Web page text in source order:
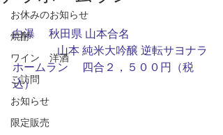
お休みのお知らせ
焼酎
ワイン 洋酒
ご訪問
お知らせ
限定販売
白瀑 　秋田県 山本合名
山本 純米大吟醸 逆転サヨナラ
ホームラン　 四合２，５００円（税
込）